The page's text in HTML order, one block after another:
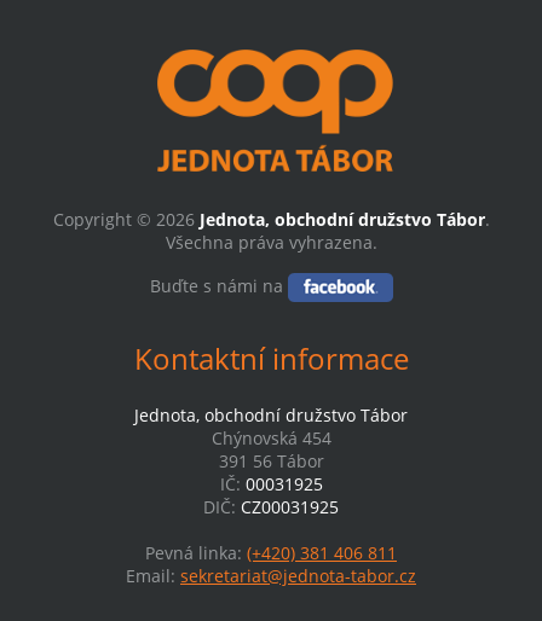
Copyright © 2026 Jednota, obchodní družstvo Tábor.
Všechna práva vyhrazena.
Buďte s námi na
Kontaktní informace
Jednota, obchodní družstvo Tábor
Chýnovská 454
391 56 Tábor
IČ: 00031925
DIČ: CZ00031925
Pevná linka: (+420) 381 406 811
Email: sekretariat@jednota-tabor.cz